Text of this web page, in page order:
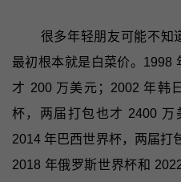
很多年轻朋友可能不知
最初根本就是白菜价。1998
才 200 万美元；2002 年韩
杯，两届打包也才 2400 万
2014 年巴西世界杯，两届打
2018 年俄罗斯世界杯和